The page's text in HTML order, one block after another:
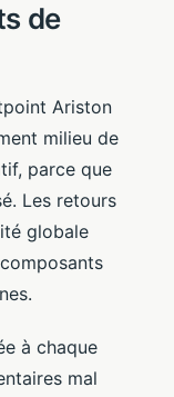
de
Ariston
milieu de
parce que
Les retours
globale
à chaque
mal